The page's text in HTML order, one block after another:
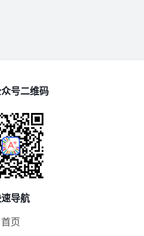
号二维码
导航
首页